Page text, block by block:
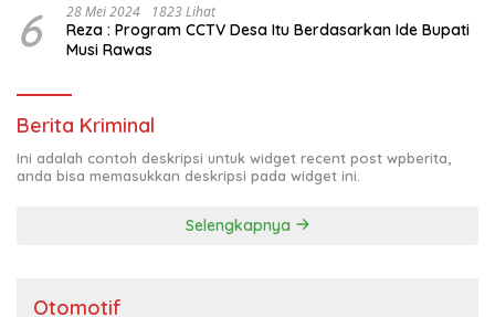
6 28 Mei 2024 1823 Lihat
Reza : Program CCTV Desa Itu Berdasarkan Ide Bupati
Musi Rawas
Berita Kriminal
Ini adalah contoh deskripsi untuk widget recent post wpberita,
anda bisa memasukkan deskripsi pada widget ini.
Selengkapnya
Otomotif